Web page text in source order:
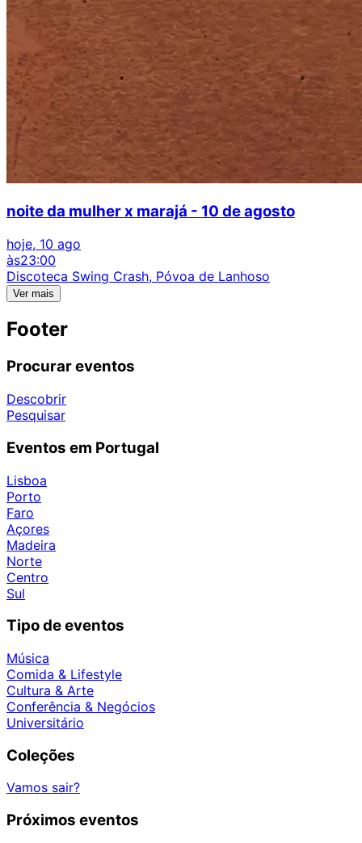
noite da mulher x marajá - 10 de agosto
hoje, 10 ago
às23:00
Discoteca Swing Crash, Póvoa de Lanhoso
Ver mais
Footer
Procurar eventos
Descobrir
Pesquisar
Eventos em Portugal
Lisboa
Porto
Faro
Açores
Madeira
Norte
Centro
Sul
Tipo de eventos
Música
Comida & Lifestyle
Cultura & Arte
Conferência & Negócios
Universitário
Coleções
Vamos sair?
Próximos eventos